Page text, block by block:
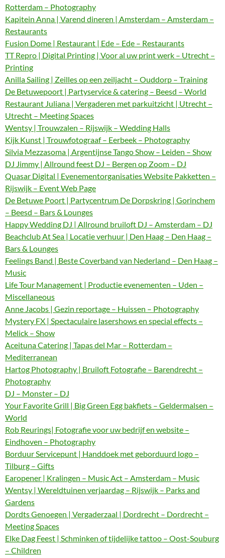
Rotterdam – Photography
Kapitein Anna | Varend dineren | Amsterdam – Amsterdam –
Restaurants
Fusion Dome | Restaurant | Ede – Ede – Restaurants
TT Repro | Digital Printing | Voor al uw print werk – Utrecht –
Printing
Anilla Sailing | Zeilles op een zeiljacht – Ouddorp – Training
De Betuwepoort | Partyservice & catering – Beesd – World
Restaurant Juliana | Vergaderen met parkuitzicht | Utrecht –
Utrecht – Meeting Spaces
Wentsy | Trouwzalen – Rijswijk – Wedding Halls
Kijk Kunst | Trouwfotograaf – Eerbeek – Photography
Silvia Mezzasoma | Argentijnse Tango Show – Leiden – Show
DJ Jimmy | Allround feest DJ – Bergen op Zoom – DJ
Quasar Digital | Evenementorganisaties Website Pakketten –
Rijswijk – Event Web Page
De Betuwe Poort | Partycentrum De Dorpskring | Gorinchem
– Beesd – Bars & Lounges
Happy Wedding DJ | Allround bruiloft DJ – Amsterdam – DJ
Beachclub At Sea | Locatie verhuur | Den Haag – Den Haag –
Bars & Lounges
Feelings Band | Beste Coverband van Nederland – Den Haag –
Music
Life Tour Management | Productie evenementen – Uden –
Miscellaneous
Anne Jacobs | Gezin reportage – Huissen – Photography
Mystery FX | Spectaculaire lasershows en special effects –
Melick – Show
Aceituna Catering | Tapas del Mar – Rotterdam –
Mediterranean
Hartog Photography | Bruiloft Fotografie – Barendrecht –
Photography
DJ – Monster – DJ
Your Favorite Grill | Big Green Egg bakfiets – Geldermalsen –
World
Rob Reurings| Fotografie voor uw bedrijf en website –
Eindhoven – Photography
Borduur Servicepunt | Handdoek met geborduurd logo –
Tilburg – Gifts
Earopener | Kralingen – Music Act – Amsterdam – Music
Wentsy | Wereldtuinen verjaardag – Rijswijk – Parks and
Gardens
Dordts Genoegen | Vergaderzaal | Dordrecht – Dordrecht –
Meeting Spaces
Elke Dag Feest | Schminken of tijdelijke tattoo – Oost-Souburg
– Children